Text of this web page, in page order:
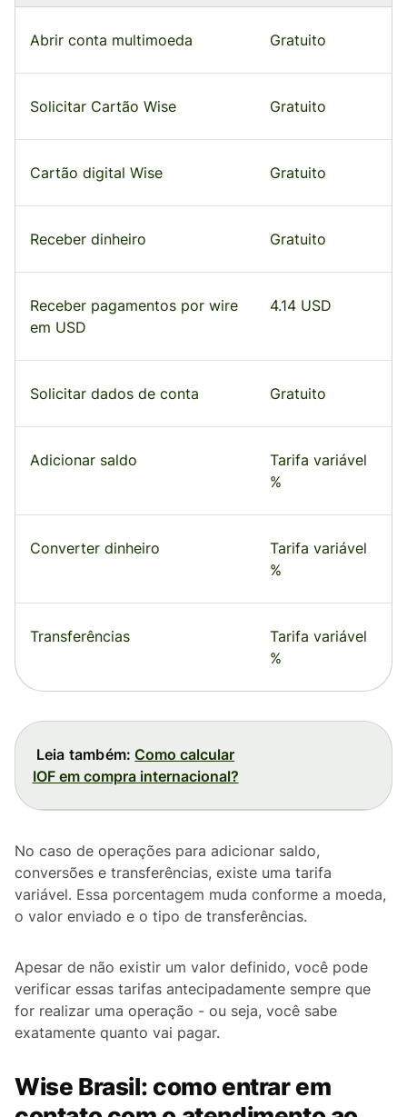
Abrir conta multimoeda Gratuito
Solicitar Cartão Wise Gratuito
Cartão digital Wise Gratuito
Receber dinheiro Gratuito
Receber pagamentos por wire
em USD
4.14 USD
Solicitar dados de conta Gratuito
Adicionar saldo
Tarifa variável
%
Converter dinheiro
Tarifa variável
%
Transferências
Tarifa variável
%
Leia também: Como calcular
IOF em compra internacional?
No caso de operações para adicionar saldo,
conversões e transferências, existe uma tarifa
variável. Essa porcentagem muda conforme a moeda,
o valor enviado e o tipo de transferências.
Apesar de não existir um valor definido, você pode
verificar essas tarifas antecipadamente sempre que
for realizar uma operação - ou seja, você sabe
exatamente quanto vai pagar.
Wise Brasil: como entrar em